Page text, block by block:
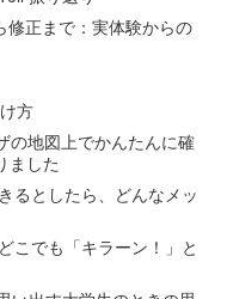
正まで：実体験からの
方
の地図上でかんたんに確
ました
るとしたら、どんなメッ
こでも「キラーン！」と